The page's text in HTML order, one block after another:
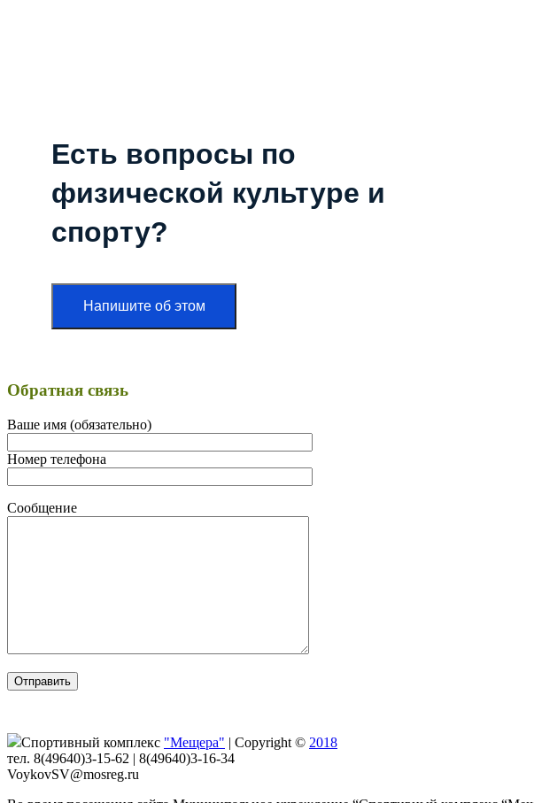
Есть вопросы по
физической культуре и
спорту?
Напишите об этом
Обратная связь
Ваше имя (обязательно)
Номер телефона
Сообщение
Спортивный комплекс "Мещера" | Copyright © 2018
тел. 8(49640)3-15-62 | 8(49640)3-16-34
VoykovSV@mosreg.ru